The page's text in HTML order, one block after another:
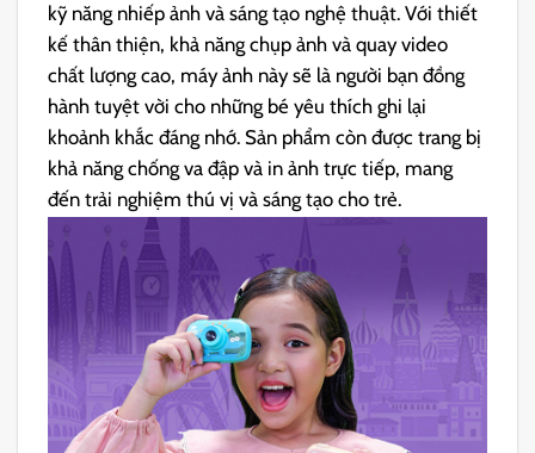
kỹ năng nhiếp ảnh và sáng tạo nghệ thuật. Với thiết
kế thân thiện, khả năng chụp ảnh và quay video
chất lượng cao, máy ảnh này sẽ là người bạn đồng
hành tuyệt vời cho những bé yêu thích ghi lại
khoảnh khắc đáng nhớ. Sản phẩm còn được trang bị
khả năng chống va đập và in ảnh trực tiếp, mang
đến trải nghiệm thú vị và sáng tạo cho trẻ.